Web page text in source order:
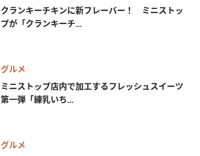
クランキーチキンに新フレーバー！ ミニストッ
プが「クランキーチ...
グルメ
ミニストップ店内で加工するフレッシュスイーツ
第一弾「練乳いち...
グルメ